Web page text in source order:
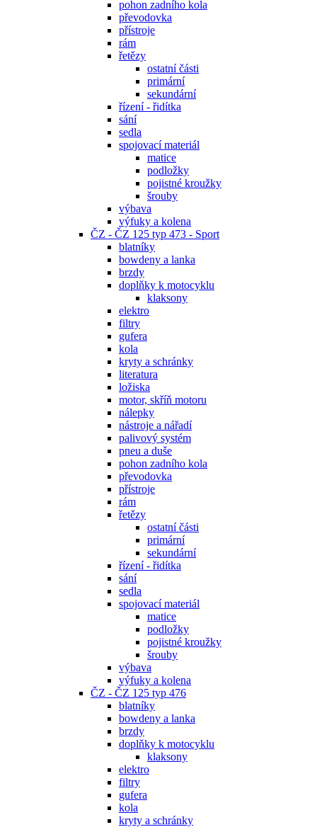
pohon zadního kola
převodovka
přístroje
rám
řetězy
ostatní části
primární
sekundární
řízení - řidítka
sání
sedla
spojovací materiál
matice
podložky
pojistné kroužky
šrouby
výbava
výfuky a kolena
ČZ - ČZ 125 typ 473 - Sport
blatníky
bowdeny a lanka
brzdy
doplňky k motocyklu
klaksony
elektro
filtry
gufera
kola
kryty a schránky
literatura
ložiska
motor, skříň motoru
nálepky
nástroje a nářadí
palivový systém
pneu a duše
pohon zadního kola
převodovka
přístroje
rám
řetězy
ostatní části
primární
sekundární
řízení - řidítka
sání
sedla
spojovací materiál
matice
podložky
pojistné kroužky
šrouby
výbava
výfuky a kolena
ČZ - ČZ 125 typ 476
blatníky
bowdeny a lanka
brzdy
doplňky k motocyklu
klaksony
elektro
filtry
gufera
kola
kryty a schránky